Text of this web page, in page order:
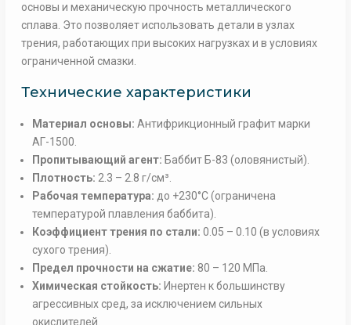
основы и механическую прочность металлического
сплава. Это позволяет использовать детали в узлах
трения, работающих при высоких нагрузках и в условиях
ограниченной смазки.
Технические характеристики
Материал основы: Антифрикционный графит марки
АГ-1500.
Пропитывающий агент: Баббит Б-83 (оловянистый).
Плотность: 2.3 – 2.8 г/см³.
Рабочая температура: до +230°C (ограничена
температурой плавления баббита).
Коэффициент трения по стали: 0.05 – 0.10 (в условиях
сухого трения).
Предел прочности на сжатие: 80 – 120 МПа.
Химическая стойкость: Инертен к большинству
агрессивных сред, за исключением сильных
окислителей.